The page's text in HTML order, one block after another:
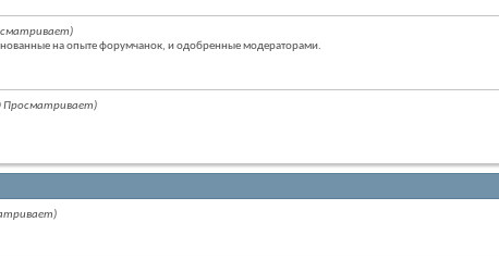
на опыте форумчанок, и одобренные модераторами.
Просматривает)